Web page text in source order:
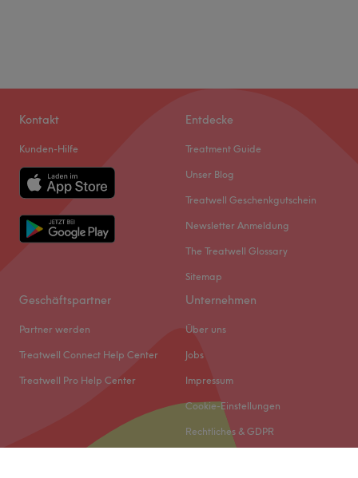
Kontakt
Kunden-Hilfe
Entdecke
Treatment Guide
Unser Blog
Treatwell Geschenkgutschein
Newsletter Anmeldung
The Treatwell Glossary
Sitemap
Geschäftspartner
Partner werden
Treatwell Connect Help Center
Treatwell Pro Help Center
Unternehmen
Über uns
Jobs
Impressum
Cookie-Einstellungen
Rechtliches & GDPR